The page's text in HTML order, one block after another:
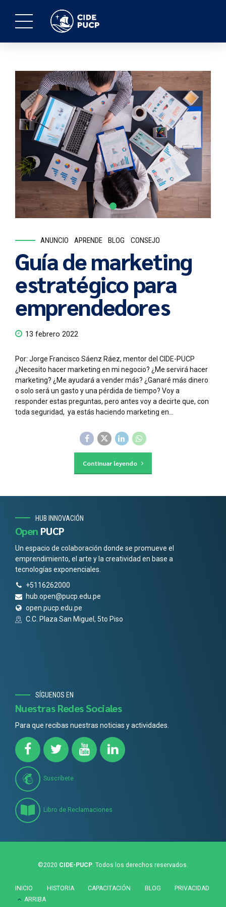
ANUNCIO APRENDE BLOG CONSEJO
Guía de marketing
estratégico para
emprendedores
13 febrero 2022
Por: Jorge Francisco Sáenz Ráez, mentor del CIDE-PUCP
¿Necesito hacer marketing en mi negocio? ¿Me servirá hacer
marketing? ¿Me ayudará a vender más? ¿Ganaré más dinero
o solo será un gasto y una pérdida de tiempo? Voy a
responder estas preguntas, pero antes voy a decirte que, con
toda seguridad, ya estás haciendo marketing en...
Continuar leyendo
HUB INNOVACIÓN
Open PUCP
Un espacio de colaboración donde se promueve el
emprendimiento, el arte y la creatividad en base a
tecnologías exponenciales.
+5116262000
hub.open@pucp.edu.pe
open.pucp.edu.pe
C.C. Plaza San Miguel, 5to Piso
SÍGUENOS EN
Nuestras Redes Sociales
Para que recibas nuestras noticias y actividades.
Suscríbete
Libro de Reclamaciones
©2020 CIDE-PUCP. Todos los derechos reservados.
INICIO HISTORIA CAPACITACIÓN BLOG
PRIVACIDAD
ARRIBA